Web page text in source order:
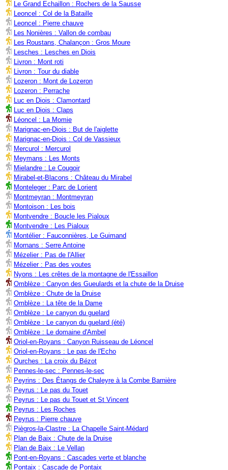
Le Grand Echaillon : Rochers de la Sausse
Leoncel : Col de la Bataille
Leoncel : Pierre chauve
Les Nonières : Vallon de combau
Les Roustans, Chalançon : Gros Moure
Lesches : Lesches en Diois
Livron : Mont roti
Livron : Tour du diable
Lozeron : Mont de Lozeron
Lozeron : Perrache
Luc en Diois : Clamontard
Luc en Diois : Claps
Léoncel : La Momie
Marignac-en-Diois : But de l'aiglette
Marignac-en-Diois : Col de Vassieux
Mercurol : Mercurol
Meymans : Les Monts
Mielandre : Le Cougoir
Mirabel-et-Blacons : Château du Mirabel
Monteleger : Parc de Lorient
Montmeyran : Montmeyran
Montoison : Les bois
Montvendre : Boucle les Pialoux
Montvendre : Les Pialoux
Montélier : Fauconnières, Le Guimand
Mornans : Serre Antoine
Mézelier : Pas de l'Allier
Mézelier : Pas des voutes
Nyons : Les crêtes de la montagne de l'Essaillon
Omblèze : Canyon des Gueulards et la chute de la Druise
Omblèze : Chute de la Druise
Omblèze : La tête de la Dame
Omblèze : Le canyon du guelard
Omblèze : Le canyon du guelard (été)
Omblèze : Le domaine d'Ambel
Oriol-en-Royans : Canyon Ruisseau de Léoncel
Oriol-en-Royans : Le pas de l'Echo
Ourches : La croix du Bézot
Pennes-le-sec : Pennes-le-sec
Peyrins : Des Étangs de Chaleyre à la Combe Barnière
Peyrus : Le pas du Touet
Peyrus : Le pas du Touet et St Vincent
Peyrus : Les Roches
Peyrus : Pierre chauve
Piègros-la-Clastre : La Chapelle Saint-Médard
Plan de Baix : Chute de la Druise
Plan de Baix : Le Vellan
Pont-en-Royans : Cascades verte et blanche
Pontaix : Cascade de Pontaix